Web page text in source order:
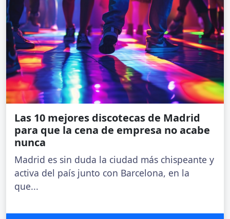
Las 10 mejores discotecas de Madrid
para que la cena de empresa no acabe
nunca
Madrid es sin duda la ciudad más chispeante y
activa del país junto con Barcelona, en la
que...